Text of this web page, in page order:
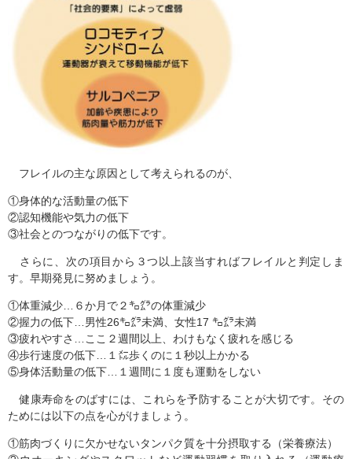
フレイルの主な原因として考えられるのが、
①身体的な活動量の低下
②認知機能や気力の低下
③社会とのつながりの低下です。
さらに、次の項目から３つ以上該当すればフレイルと判定しま
す。早期発見に努めましょう。
①体重減少…６か月で２㌔㌘の体重減少
②握力の低下…男性26㌔㌘未満、女性17 ㌔㌘未満
③疲れやすさ…ここ２週間以上、わけもなく疲れを感じる
④歩行速度の低下…１㍍歩くのに１秒以上かかる
⑤身体活動量の低下…１週間に１度も運動をしない
健康寿命をのばすには、これらを予防することが大切です。その
ためには以下の点を心がけましょう。
①筋肉づくりに欠かせないタンパク質を十分摂取する（栄養療法）